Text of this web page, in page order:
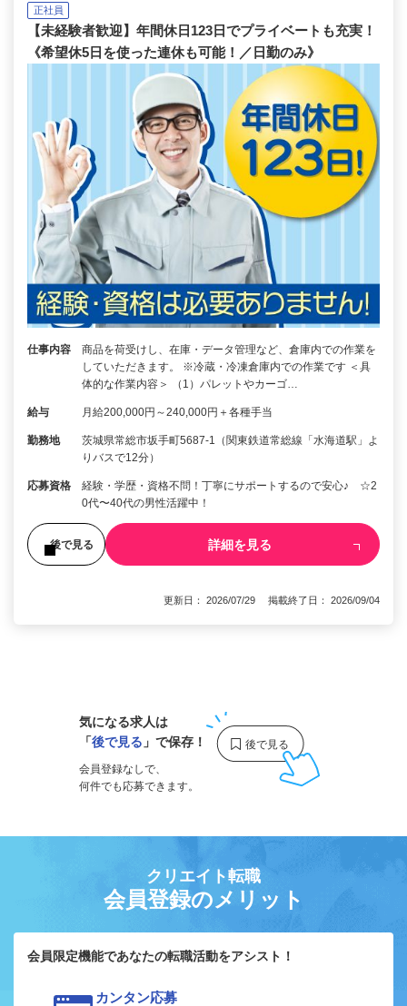
正社員
【未経験者歓迎】年間休日123日でプライベートも充実！
《希望休5日を使った連休も可能！／日勤のみ》
仕事内容
商品を荷受けし、在庫・データ管理など、倉庫内での作業を
していただきます。 ※冷蔵・冷凍倉庫内での作業です ＜具
体的な作業内容＞ （1）パレットやカーゴ…
給与 月給200,000円～240,000円＋各種手当
勤務地
茨城県常総市坂手町5687-1（関東鉄道常総線「水海道駅」よ
りバスで12分）
応募資格
経験・学歴・資格不問！丁寧にサポートするので安心♪ ☆2
0代〜40代の男性活躍中！
後で見る 詳細を見る
更新日： 2026/07/29 掲載終了日： 2026/09/04
気になる求人は
「後で見る 」で保存！
会員登録なしで、
何件でも応募できます。
クリエイト転職
会員登録のメリット
会員限定機能であなたの転職活動をアシスト！
カンタン応募